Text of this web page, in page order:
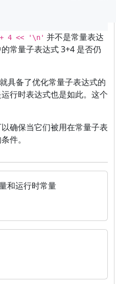
4 << '\n' 并不是常量表达
常量子表达式 3+4 是否仍
具备了优化常量子表达式的
行时表达式也是如此。这个
确保当它们被用在常量子表
件。
和运行时常量